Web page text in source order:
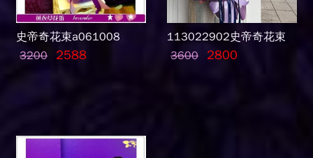
史帝奇花束a061008
3200
2588
113022902史帝奇花束
3600
2800